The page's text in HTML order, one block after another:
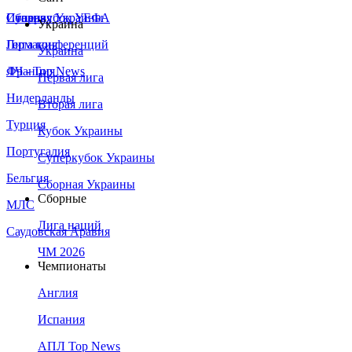
Сборная Украины
Италия
Германия
Франция
Нидерланды
Турция
Португалия
Бельгия
МЛС
Саудовская Аравия
Суперкубок УЕФА
Лига конференций
ЛЧ - Top News
Украина
Украина
Первая лига
Вторая лига
Кубок Украины
Суперкубок Украины
Сборная Украины
Сборные
Лига наций
ЧМ 2026
Чемпионаты
Англия
Испания
АПЛ Top News